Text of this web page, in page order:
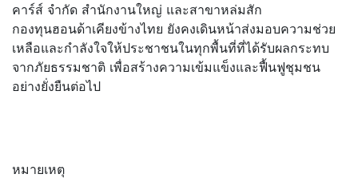
คาร์ส์ จำกัด สำนักงานใหญ่ และสาขาหล่มสัก
กองทุนฮอนด้าเคียงข้างไทย ยังคงเดินหน้าส่งมอบความช่วย
เหลือและกำลังใจให้ประชาชนในทุกพื้นที่ที่ได้รับผลกระทบ
จากภัยธรรมชาติ เพื่อสร้างความเข้มแข็งและฟื้นฟูชุมชน
อย่างยั่งยืนต่อไป
หมายเหตุ